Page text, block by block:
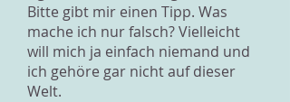
Bitte gibt mir einen Tipp. Was
mache ich nur falsch? Vielleicht
will mich ja einfach niemand und
ich gehöre gar nicht auf dieser
Welt.